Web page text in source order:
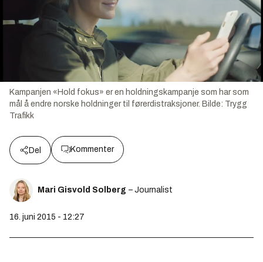
Kampanjen «Hold fokus» er en holdningskampanje som har som
mål å endre norske holdninger til førerdistraksjoner. Bilde: Trygg
Trafikk
Del Kommenter
Mari Gisvold Solberg – Journalist
16. juni 2015 - 12:27